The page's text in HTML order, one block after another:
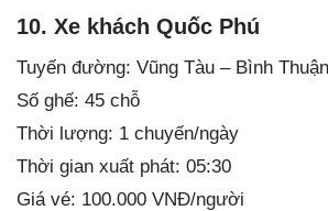
10. Xe khách Quốc Phú
Tuyến đường: Vũng Tàu – Bình Thuận
Số ghế: 45 chỗ
Thời lượng: 1 chuyến/ngày
Thời gian xuất phát: 05:30
Giá vé: 100.000 VNĐ/người